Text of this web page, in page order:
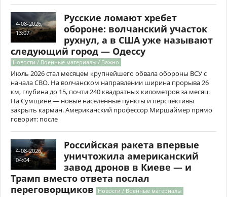
4-08-2026,
13:07
Русские ломают хребет
обороне: волчанский участок
рухнул, а в США уже называют
следующий город — Одессу
Новости / Военные материалы / Важно
Июль 2026 стал месяцем крупнейшего обвала обороны ВСУ с
начала СВО. На волчанском направлении ширина прорыва 26
км, глубина до 15, почти 240 квадратных километров за месяц.
На Сумщине — новые населённые пункты и перспективы
закрыть карман. Американский профессор Миршаймер прямо
говорит: после
4-08-2026,
04:04
Российская ракета впервые
уничтожила американский
завод дронов в Киеве — и
Трамп вместо ответа послал
переговорщиков
Новости / Военные материалы